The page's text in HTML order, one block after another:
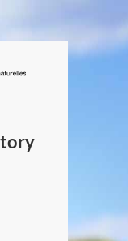
/
Canada